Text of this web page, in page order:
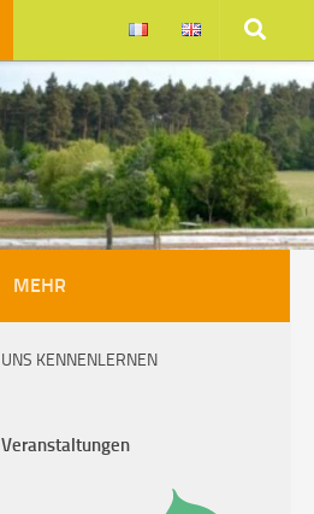
MEHR
UNS KENNENLERNEN
Veranstaltungen